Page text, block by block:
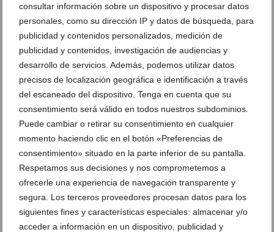
consultar información sobre un dispositivo y procesar datos
personales, como su dirección IP y datos de búsqueda, para
publicidad y contenidos personalizados, medición de
publicidad y contenidos, investigación de audiencias y
desarrollo de servicios. Además, podemos utilizar datos
precisos de localización geográfica e identificación a través
del escaneado del dispositivo. Tenga en cuenta que su
consentimiento será válido en todos nuestros subdominios.
Puede cambiar o retirar su consentimiento en cualquier
momento haciendo clic en el botón «Preferencias de
consentimiento» situado en la parte inferior de su pantalla.
Respetamos sus decisiones y nos comprometemos a
ofrecerle una experiencia de navegación transparente y
segura. Los terceros proveedores procesan datos para los
siguientes fines y características especiales: almacenar y/o
acceder a información en un dispositivo, publicidad y
Radiogrfías de tu boca en Dénia
domiciliario con Clínica dental Doctoras
Gandia
DEJA UN COMENTARIO